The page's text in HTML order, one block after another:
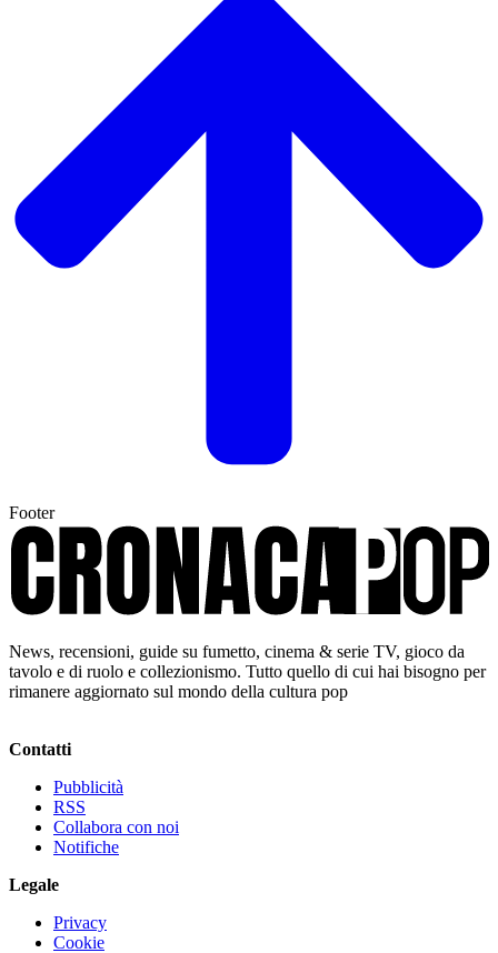
Footer
News, recensioni, guide su fumetto, cinema & serie TV, gioco da
tavolo e di ruolo e collezionismo. Tutto quello di cui hai bisogno per
rimanere aggiornato sul mondo della cultura pop
Contatti
Pubblicità
RSS
Collabora con noi
Notifiche
Legale
Privacy
Cookie